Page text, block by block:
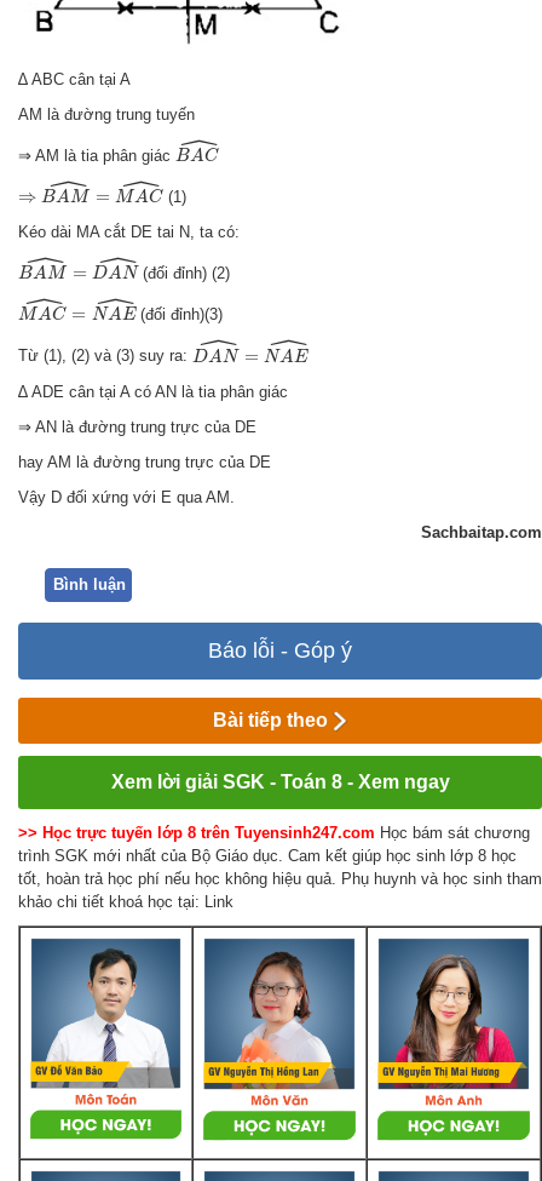
∆ ABC cân tại A
AM là đường trung tuyến
⇒ AM là tia phân giác ˆ
BAC
BAC^
⇒ ˆ
BAM = ˆ
MAC
AM^= C^
(1)
Kéo dài MA cắt DE tai N, ta có:
ˆ
BAM = ˆ
DAN
BAM^ AN^
(đối đỉnh) (2)
ˆ
MAC = ˆ
NAE
MAC^ AE^
(đối đỉnh)(3)
Từ (1), (2) và (3) suy ra: ˆ
DA N = ˆ
N A E
DAN^ AE^
∆ ADE cân tại A có AN là tia phân giác
⇒ AN là đường trung trực của DE
hay AM là đường trung trực của DE
Vậy D đối xứng với E qua AM.
Sachbaitap.com
Bình luận
Báo lỗi - Góp ý
Bài tiếp theo
Xem lời giải SGK - Toán 8 - Xem ngay
>> Học trực tuyến lớp 8 trên Tuyensinh247.com Học bám sát chương
trình SGK mới nhất của Bộ Giáo dục. Cam kết giúp học sinh lớp 8 học
tốt, hoàn trả học phí nếu học không hiệu quả. Phụ huynh và học sinh tham
khảo chi tiết khoá học tại: Link